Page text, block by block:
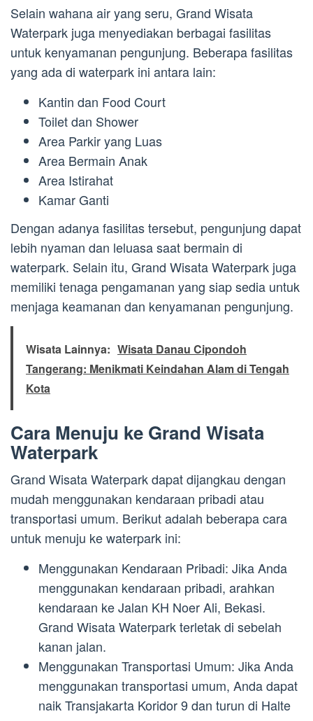
Selain wahana air yang seru, Grand Wisata
Waterpark juga menyediakan berbagai fasilitas
untuk kenyamanan pengunjung. Beberapa fasilitas
yang ada di waterpark ini antara lain:
Kantin dan Food Court
Toilet dan Shower
Area Parkir yang Luas
Area Bermain Anak
Area Istirahat
Kamar Ganti
Dengan adanya fasilitas tersebut, pengunjung dapat
lebih nyaman dan leluasa saat bermain di
waterpark. Selain itu, Grand Wisata Waterpark juga
memiliki tenaga pengamanan yang siap sedia untuk
menjaga keamanan dan kenyamanan pengunjung.
Wisata Lainnya: Wisata Danau Cipondoh
Tangerang: Menikmati Keindahan Alam di Tengah
Kota
Cara Menuju ke Grand Wisata
Waterpark
Grand Wisata Waterpark dapat dijangkau dengan
mudah menggunakan kendaraan pribadi atau
transportasi umum. Berikut adalah beberapa cara
untuk menuju ke waterpark ini:
Menggunakan Kendaraan Pribadi: Jika Anda
menggunakan kendaraan pribadi, arahkan
kendaraan ke Jalan KH Noer Ali, Bekasi.
Grand Wisata Waterpark terletak di sebelah
kanan jalan.
Menggunakan Transportasi Umum: Jika Anda
menggunakan transportasi umum, Anda dapat
naik Transjakarta Koridor 9 dan turun di Halte